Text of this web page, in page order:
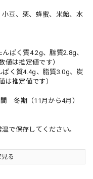
小豆、栗、蜂蜜、米飴、水
ぱく質4.2g、脂質2.8g、
は推定値です）
ぱく質4.4g、脂質3.0g、炭
推定値です）
冬期（11月から4月）
で保存してください。
る